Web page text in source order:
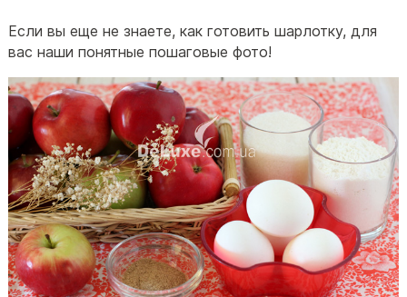
Если вы еще не знаете, как готовить шарлотку, для
вас наши понятные пошаговые фото!